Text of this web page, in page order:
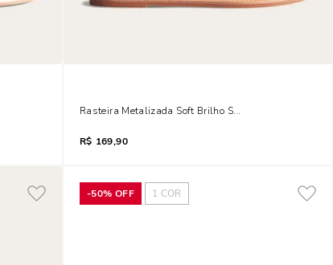
Rasteira Metalizada Soft Brilho Strass Prata
R$ 169,90
-50% OFF 1 COR